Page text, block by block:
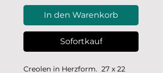
In den Warenkorb
Sofortkauf
Creolen in Herzform. 27 x 22